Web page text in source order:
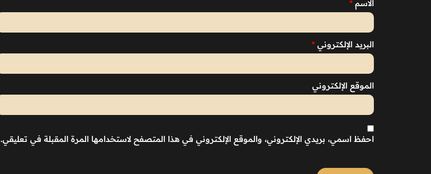
الاسم *
البريد الإلكتروني *
الموقع الإلكتروني
احفظ اسمي، بريدي الإلكتروني، والموقع الإلكتروني في هذا المتصفح لاستخدامها المرة المقبلة في تعليقي.